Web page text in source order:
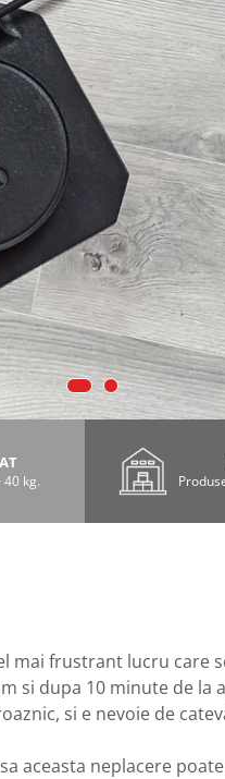
kg.
mai frustrant lucru care
si dupa 10 minute de la
si e nevoie de
aceasta neplacere